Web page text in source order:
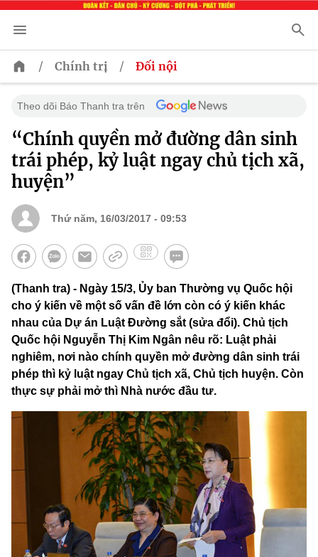
/ Chính trị / Đối nội
Theo dõi Báo Thanh tra trên
“Chính quyền mở đường dân sinh
trái phép, kỷ luật ngay chủ tịch xã,
huyện”
Thứ năm, 16/03/2017 - 09:53
(Thanh tra) - Ngày 15/3, Ủy ban Thường vụ Quốc hội
cho ý kiến về một số vấn đề lớn còn có ý kiến khác
nhau của Dự án Luật Đường sắt (sửa đổi). Chủ tịch
Quốc hội Nguyễn Thị Kim Ngân nêu rõ: Luật phải
nghiêm, nơi nào chính quyền mở đường dân sinh trái
phép thì kỷ luật ngay Chủ tịch xã, Chủ tịch huyện. Còn
thực sự phải mở thì Nhà nước đầu tư.